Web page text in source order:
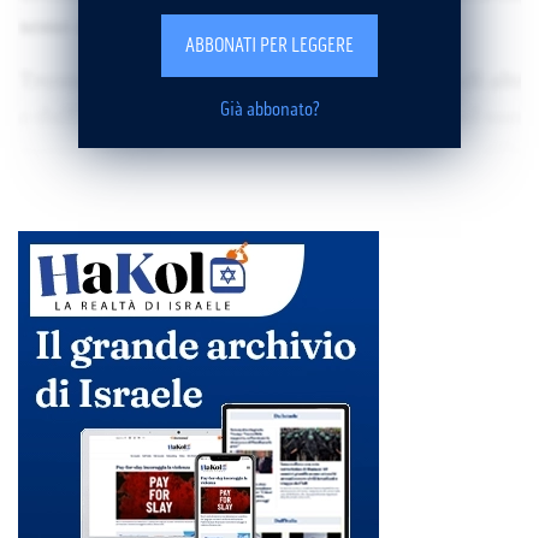
ABBONATI PER LEGGERE
Già abbonato?